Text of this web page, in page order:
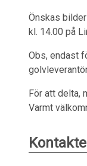
Önskas
kl. 14.00 på
Obs, endast
För att delta,
Varmt